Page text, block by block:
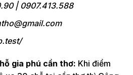
| 0907.413.588
gia phú cần thơ: Khi điểm